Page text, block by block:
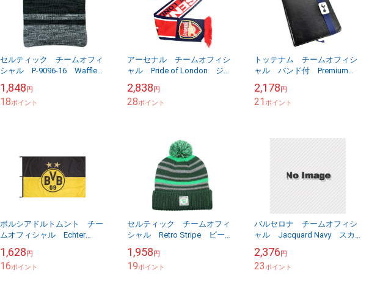
セルティック チームオフィ
シャル P-9096-16 Waffle
【他商品同梱OK・送料無料商
品】
1,848円
18ポイント
アーセナル チームオフィシ
ャル Pride of London ジャ
梱OK・送料無料商品】
2,838円
28ポイント
トッテナム チームオフィシ
ャル バンド付 Premium
ック 【他商品同梱OK・送料
無料...
2,178円
21ポイント
ボルシアドルトムント チー
ムオフィシャル Echter
ッグ 150cm×100cm 【他商...
1,628円
16ポイント
セルティック チームオフィ
シャル Retro Stripe ビーニ
料商品】
1,958円
19ポイント
バルセロナ チームオフィシ
ャル Jacquard Navy スカ
無料商品】
2,376円
23ポイント